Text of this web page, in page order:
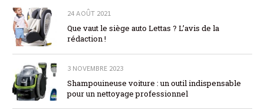
24 AOÛT 2021
Que vaut le siège auto Lettas ? L’avis de la
rédaction !
3 NOVEMBRE 2023
Shampouineuse voiture : un outil indispensable
pour un nettoyage professionnel